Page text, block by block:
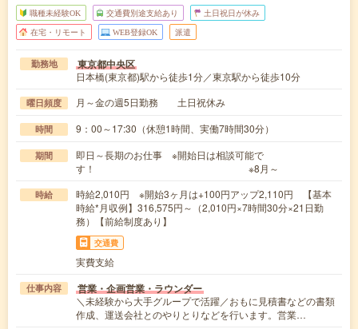
職種未経験OK 交通費別途支給あり 土日祝日が休み
在宅・リモート WEB登録OK 派遣
勤務地 東京都中央区
日本橋(東京都)駅から徒歩1分／東京駅から徒歩10分
曜日頻度 月～金の週5日勤務 土日祝休み
時間 9：00～17:30（休憩1時間、実働7時間30分）
期間
即日～長期のお仕事 ※開始日は相談可能で
す！ ※8月～
時給
時給2,010円 ※開始3ヶ月は+100円アップ2,110円 【基本
時給*月収例】316,575円～（2,010円×7時間30分×21日勤
務）【前給制度あり】
交通費
実費支給
仕事内容 営業・企画営業・ラウンダー
＼未経験から大手グループで活躍／おもに見積書などの書類
作成、運送会社とのやりとりなどを行います。営業…